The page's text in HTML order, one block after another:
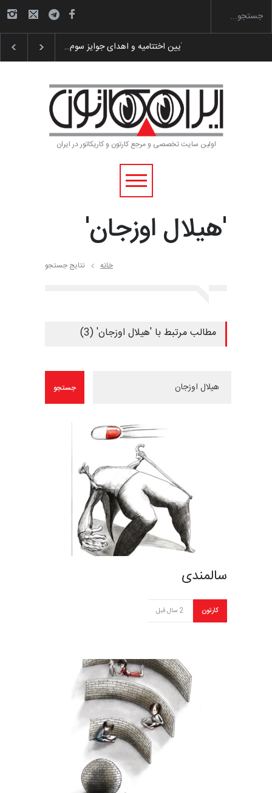
گزارش تصویری آیین اختتامیه و اهدای جوایز سوم…
اولین سایت تخصصی و مرجع کارتون و کاریکاتور در ایران
'هیلال اوزجان'
خانه نتایج جستجو
مطالب مرتبط با 'هیلال اوزجان' (3)
سالمندی
کارتون 2 سال قبل